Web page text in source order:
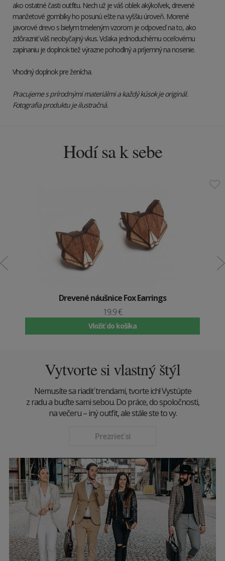
ako ostatné časti outfitu. Nech už je váš oblek akýkoľvek, drevené
manžetové gombíky ho posunú ešte na vyššiu úroveň. Morené
javorové drevo s bielym tmeleným vzorom je odpoveď na to, ako
zdôrazniť váš neobyčajný vkus. Vďaka jednoduchému oceľovému
zapínaniu je doplnok tiež výrazne pohodlný a príjemný na nosenie.
Vhodný doplnok pre ženícha.
Pracujeme s prírodnými materiálmi a každý kúsok je originál.
Fotografia produktu je ilustračná.
Hodí sa k sebe
Drevené náušnice Fox Earrings
19.9 €
Vložiť do košíka
Vytvorte si vlastný štýl
Nemusíte sa riadiť trendami, tvorte ich! Vystúpte
z radu a buďte sami sebou. Do práce, do spoločnosti,
na večeru – iný outfit, ale stále ste to vy.
Prezrieť si